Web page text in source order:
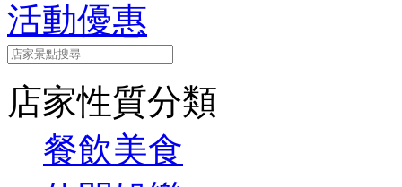
活動優惠
店家性質分類
餐飲美食